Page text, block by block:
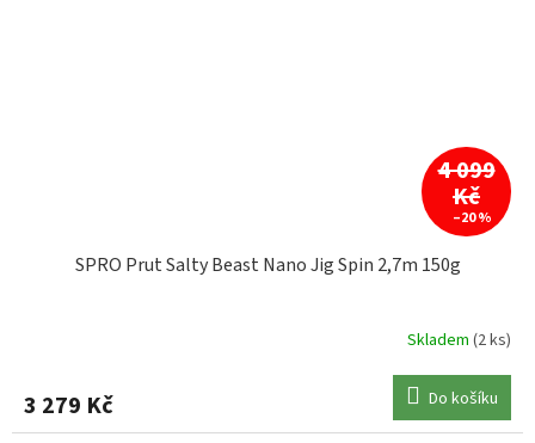
4 099
Kč
–20 %
SPRO Prut Salty Beast Nano Jig Spin 2,7m 150g
Skladem (2 ks)
3 279 Kč Do košíku